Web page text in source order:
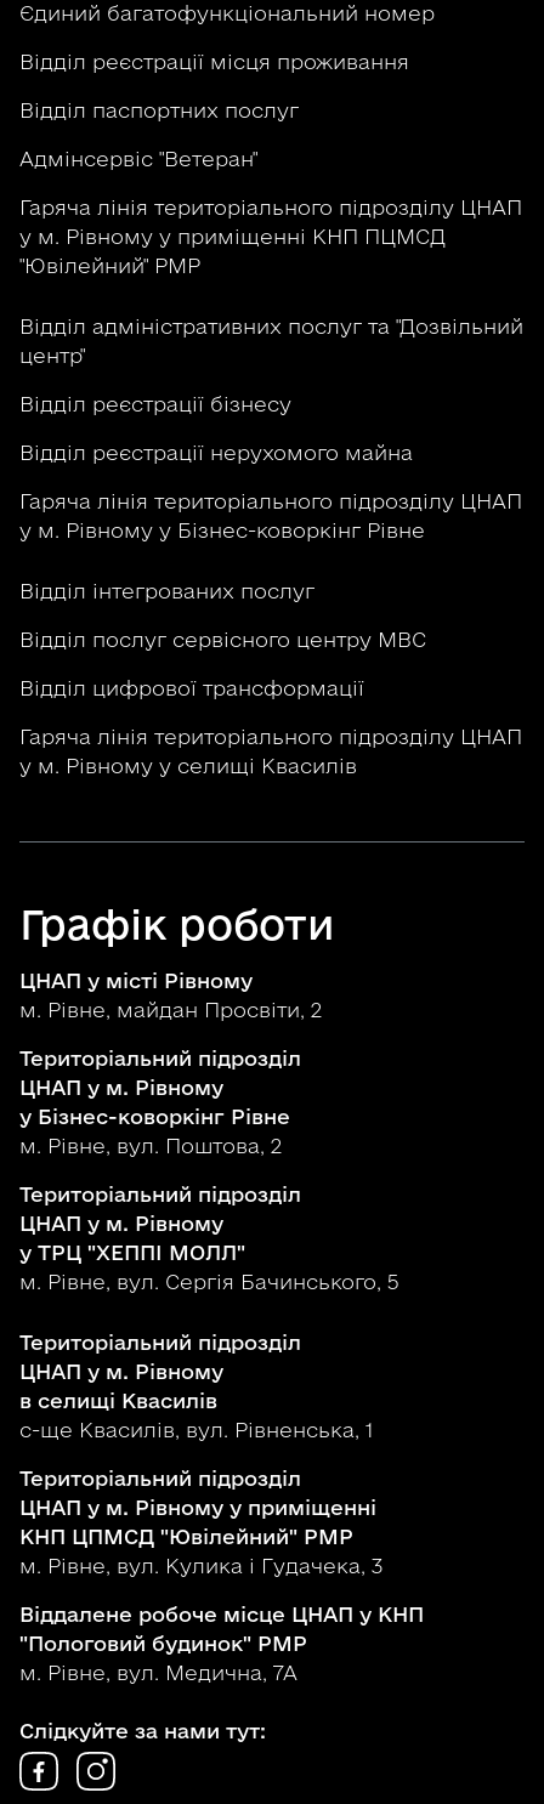
Єдиний багатофункціональний номер
Відділ реєстрації місця проживання
Відділ паспортних послуг
Адмінсервіс "Ветеран"
Гаряча лінія територіального підрозділу ЦНАП
у м. Рівному у приміщенні КНП ПЦМСД
"Ювілейний" РМР
Відділ адміністративних послуг та "Дозвільний
центр"
Відділ реєстрації бізнесу
Відділ реєстрації нерухомого майна
Гаряча лінія територіального підрозділу ЦНАП
у м. Рівному у Бізнес-коворкінг Рівне
Відділ інтегрованих послуг
Відділ послуг сервісного центру МВС
Відділ цифрової трансформації
Гаряча лінія територіального підрозділу ЦНАП
у м. Рівному у селищі Квасилів
Графік роботи
ЦНАП у місті Рівному
м. Рівне, майдан Просвіти, 2
Територіальний підрозділ
ЦНАП у м. Рівному
у Бізнес-коворкінг Рівне
м. Рівне, вул. Поштова, 2
Територіальний підрозділ
ЦНАП у м. Рівному
у ТРЦ "ХЕППІ МОЛЛ"
м. Рівне, вул. Сергія Бачинського, 5
Територіальний підрозділ
ЦНАП у м. Рівному
в селищі Квасилів
с-ще Квасилів, вул. Рівненська, 1
Територіальний підрозділ
ЦНАП у м. Рівному у приміщенні
КНП ЦПМСД "Ювілейний" РМР
м. Рівне, вул. Кулика і Гудачека, 3
Віддалене робоче місце ЦНАП у КНП
"Пологовий будинок" РМР
м. Рівне, вул. Медична, 7А
Слідкуйте за нами тут: